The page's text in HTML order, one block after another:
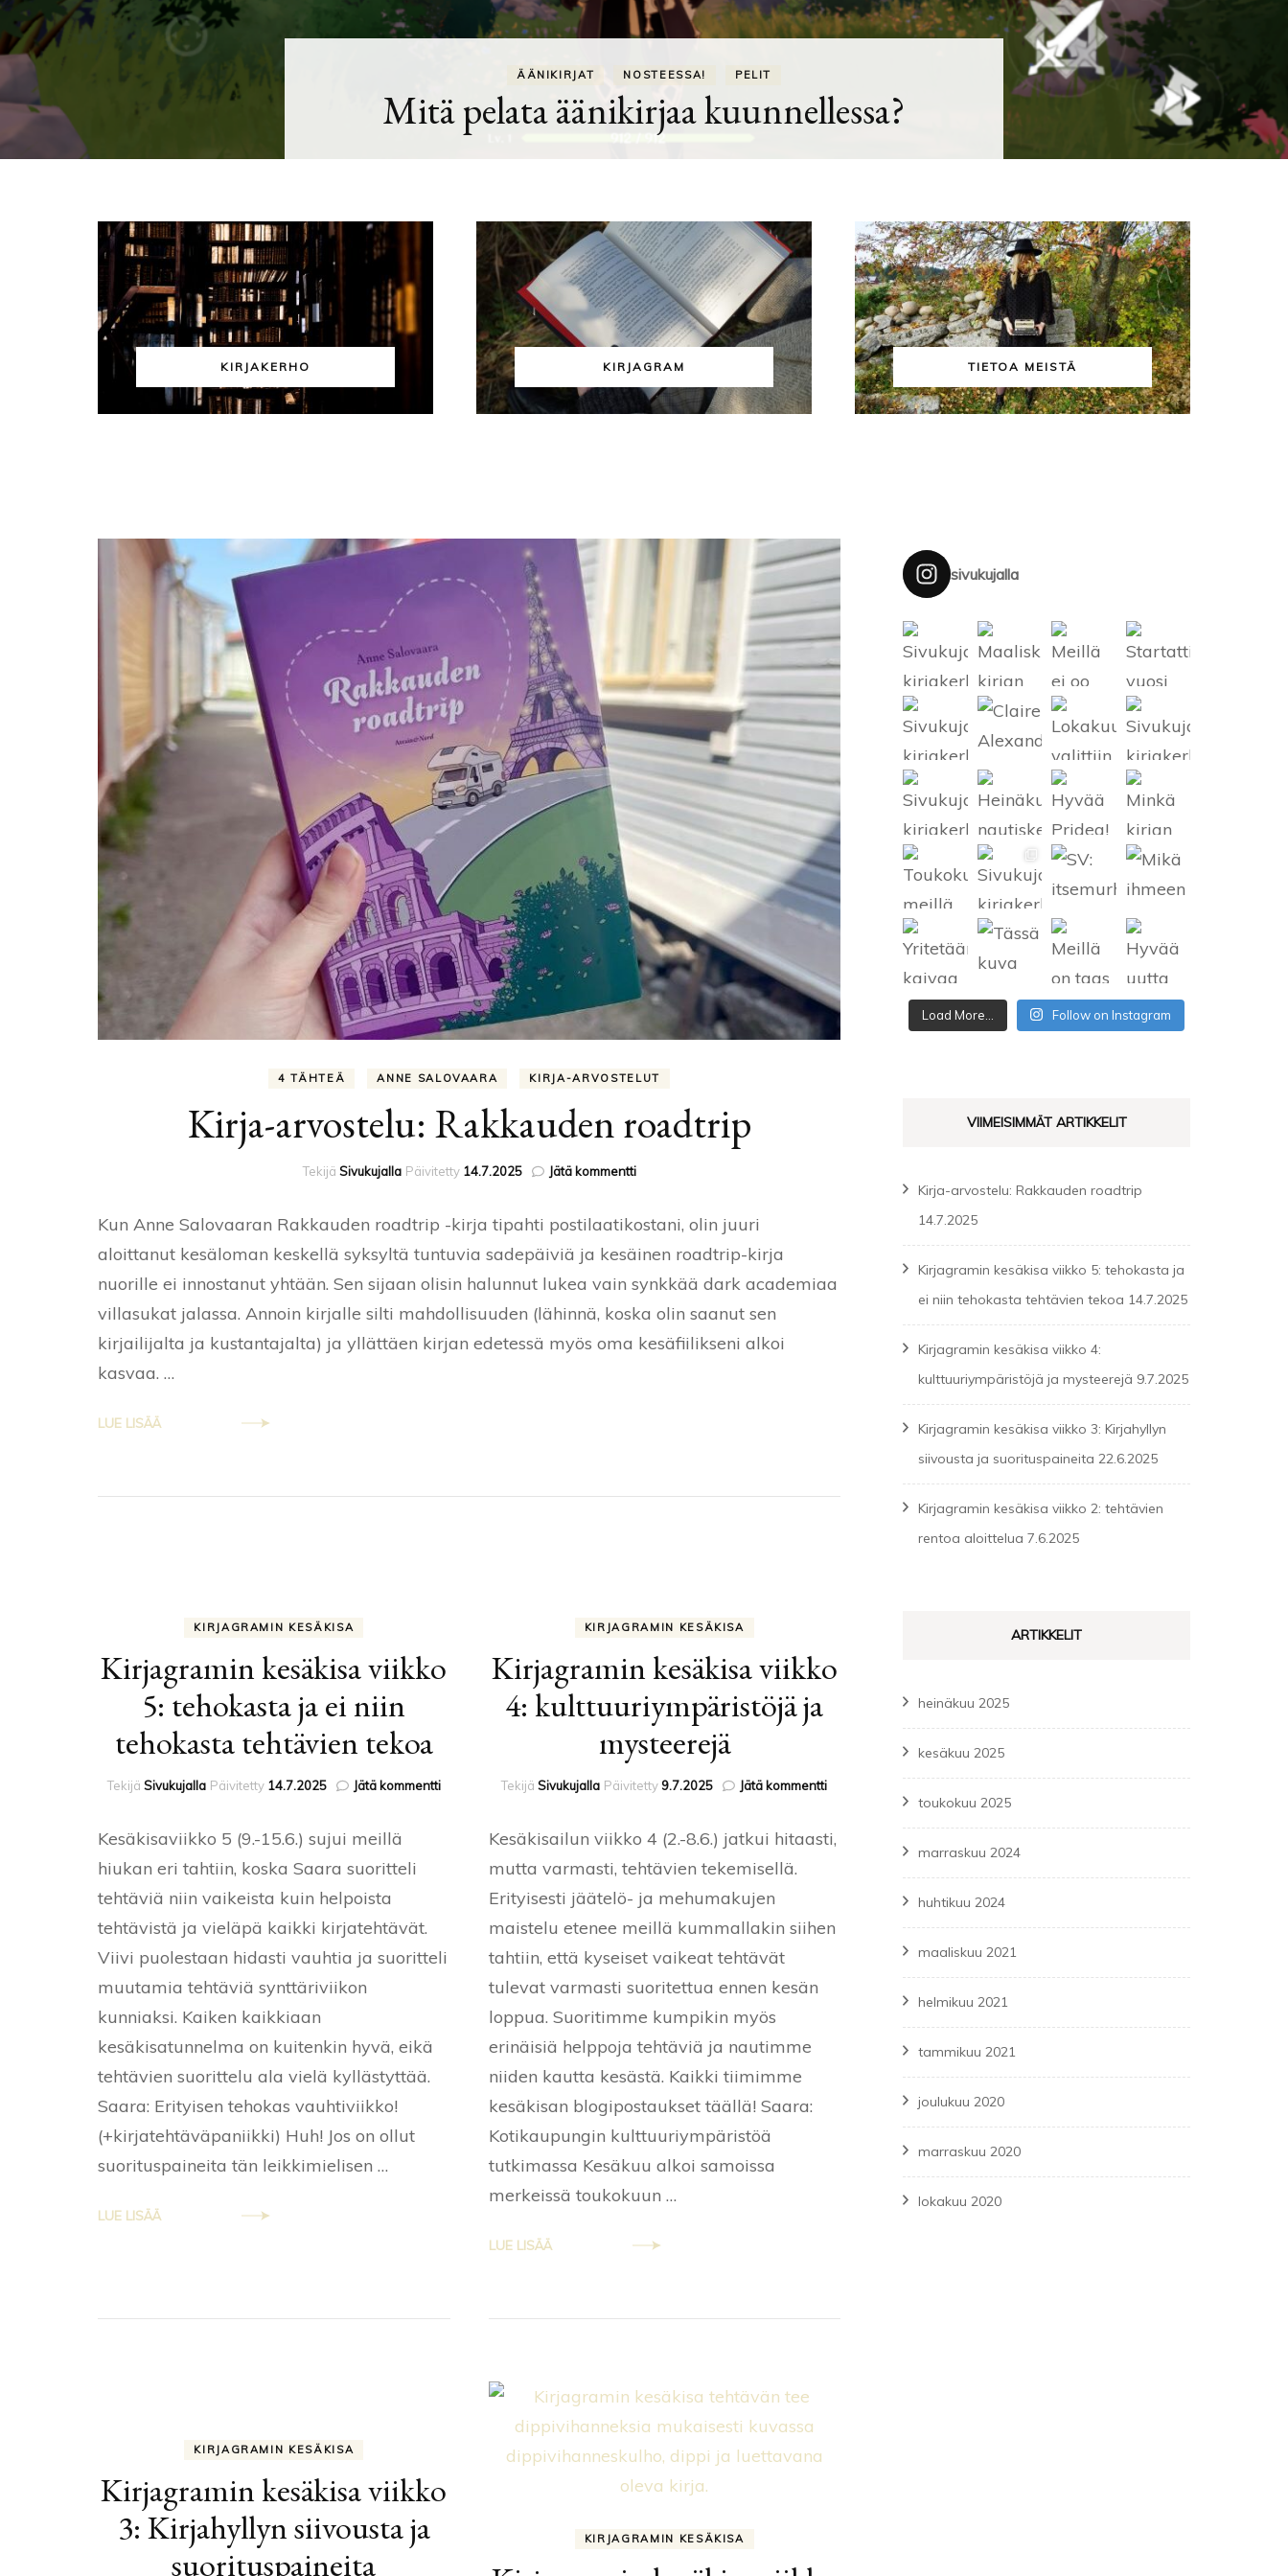
SATEENKAARIKIRJALLISUUS
ÄÄNIKIRJAT NOSTEESSA! PELIT
Mitä pelata äänikirjaa kuunnellessa?
KIRJAKERHO KIRJAGRAM TIETOA MEISTÄ
4 TÄHTEÄ ANNE SALOVAARA KIRJA-ARVOSTELUT
Kirja-arvostelu: Rakkauden roadtrip
Tekijä Sivukujalla Päivitetty 14.7.2025 Jätä kommenttiartikkeliin
Rakkauden
roadtrip
Kun Anne Salovaaran Rakkauden roadtrip -kirja tipahti postilaatikostani, olin juuri
aloittanut kesäloman keskellä syksyltä tuntuvia sadepäiviä ja kesäinen roadtrip-kirja
nuorille ei innostanut yhtään. Sen sijaan olisin halunnut lukea vain synkkää dark academiaa
villasukat jalassa. Annoin kirjalle silti mahdollisuuden (lähinnä, koska olin saanut sen
kirjailijalta ja kustantajalta) ja yllättäen kirjan edetessä myös oma kesäfiilikseni alkoi
kasvaa. …
LUE LISÄÄ
KIRJAGRAMIN KESÄKISA
Kirjagramin kesäkisa viikko
5: tehokasta ja ei niin
tehokasta tehtävien tekoa
Tekijä Sivukujalla Päivitetty 14.7.2025 Jätä kommenttiartikkeliin
tehokasta
Kesäkisaviikko 5 (9.-15.6.) sujui meillä
hiukan eri tahtiin, koska Saara suoritteli
tehtäviä niin vaikeista kuin helpoista
tehtävistä ja vieläpä kaikki kirjatehtävät.
Viivi puolestaan hidasti vauhtia ja suoritteli
muutamia tehtäviä synttäriviikon
kunniaksi. Kaiken kaikkiaan
kesäkisatunnelma on kuitenkin hyvä, eikä
tehtävien suorittelu ala vielä kyllästyttää.
Saara: Erityisen tehokas vauhtiviikko!
(+kirjatehtäväpaniikki) Huh! Jos on ollut
suorituspaineita tän leikkimielisen …
LUE LISÄÄ
KIRJAGRAMIN KESÄKISA
Kirjagramin kesäkisa viikko
4: kulttuuriympäristöjä ja
mysteerejä
TekijäSivukujalla Päivitetty 9.7.2025 Jätä kommenttiartikkeliin
viikko
kulttuuriympäristöjä
Kesäkisailun viikko 4 (2.-8.6.) jatkui hitaasti,
mutta varmasti, tehtävien tekemisellä.
Erityisesti jäätelö- ja mehumakujen
maistelu etenee meillä kummallakin siihen
tahtiin, että kyseiset vaikeat tehtävät
tulevat varmasti suoritettua ennen kesän
loppua. Suoritimme kumpikin myös
erinäisiä helppoja tehtäviä ja nautimme
niiden kautta kesästä. Kaikki tiimimme
kesäkisan blogipostaukset täällä! Saara:
Kotikaupungin kulttuuriympäristöä
tutkimassa Kesäkuu alkoi samoissa
merkeissä toukokuun …
LUE LISÄÄ
KIRJAGRAMIN KESÄKISA
Kirjagramin kesäkisa viikko
3: Kirjahyllyn siivousta ja
suorituspaineita
KIRJAGRAMIN KESÄKISA
sivukujalla
Load More... Follow on Instagram
VIIMEISIMMÄT ARTIKKELIT
Kirja-arvostelu: Rakkauden roadtrip
14.7.2025
Kirjagramin kesäkisa viikko 5: tehokasta ja
ei niin tehokasta tehtävien tekoa 14.7.2025
Kirjagramin kesäkisa viikko 4:
kulttuuriympäristöjä ja mysteerejä 9.7.2025
Kirjagramin kesäkisa viikko 3: Kirjahyllyn
siivousta ja suorituspaineita 22.6.2025
Kirjagramin kesäkisa viikko 2: tehtävien
rentoa aloittelua 7.6.2025
ARTIKKELIT
heinäkuu 2025
kesäkuu 2025
toukokuu 2025
marraskuu 2024
huhtikuu 2024
maaliskuu 2021
helmikuu 2021
tammikuu 2021
joulukuu 2020
marraskuu 2020
lokakuu 2020